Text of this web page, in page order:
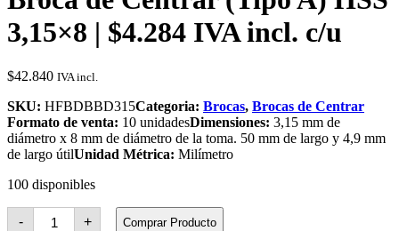
3,15×8 | $4.284 IVA incl. c/u
$42.840 IVA incl.
SKU: HFBDBBD315Categoria: Brocas, Brocas de Centrar
Formato de venta: 10 unidadesDimensiones: 3,15 mm de
diámetro x 8 mm de diámetro de la toma. 50 mm de largo y 4,9 mm
de largo útilUnidad Métrica: Milímetro
100 disponibles
-
Broca
+ Comprar Producto